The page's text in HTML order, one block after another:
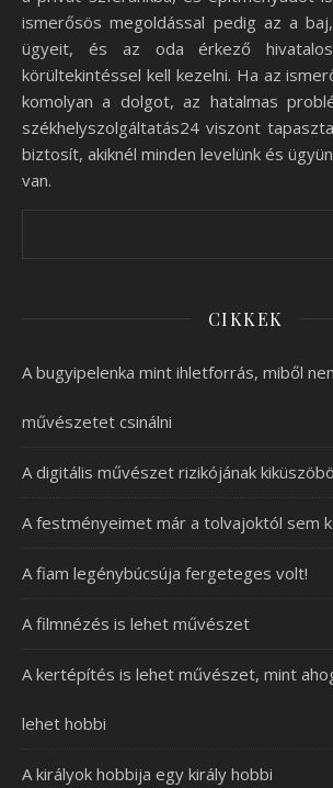
ismerősös megoldással pedig az a
ügyeit, és az oda érkező
körültekintéssel kell kezelni. Ha az
komolyan a dolgot, az hatalmas
székhelyszolgáltatás24 viszont
biztosít, akiknél minden levelünk és
van.
CIKKEK
A bugyipelenka mint ihletforrás, miből
művészetet csinálni
A digitális művészet rizikójának
A festményeimet már a tolvajoktól sem
A fiam legénybúcsúja fergeteges volt!
A filmnézés is lehet művészet
A kertépítés is lehet művészet, mint
lehet hobbi
A királyok hobbija egy király hobbi